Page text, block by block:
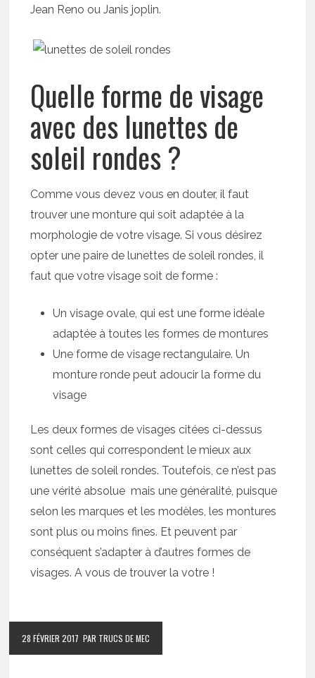
Jean Reno ou Janis joplin.
Quelle forme de visage
avec des lunettes de
soleil rondes ?
Comme vous devez vous en douter, il faut
trouver une monture qui soit adaptée à la
morphologie de votre visage. Si vous désirez
opter une paire de lunettes de soleil rondes, il
faut que votre visage soit de forme :
Un visage ovale, qui est une forme idéale
adaptée à toutes les formes de montures
Une forme de visage rectangulaire. Un
monture ronde peut adoucir la forme du
visage
Les deux formes de visages citées ci-dessus
sont celles qui correspondent le mieux aux
lunettes de soleil rondes. Toutefois, ce n’est pas
une vérité absolue mais une généralité, puisque
selon les marques et les modèles, les montures
sont plus ou moins fines. Et peuvent par
conséquent s’adapter à d’autres formes de
visages. A vous de trouver la votre !
28 FÉVRIER 2017 PAR TRUCS DE MEC